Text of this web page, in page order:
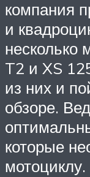
компания
и
несколько
T2 и XS
из них и
обзоре.
которые
мотоциклу.